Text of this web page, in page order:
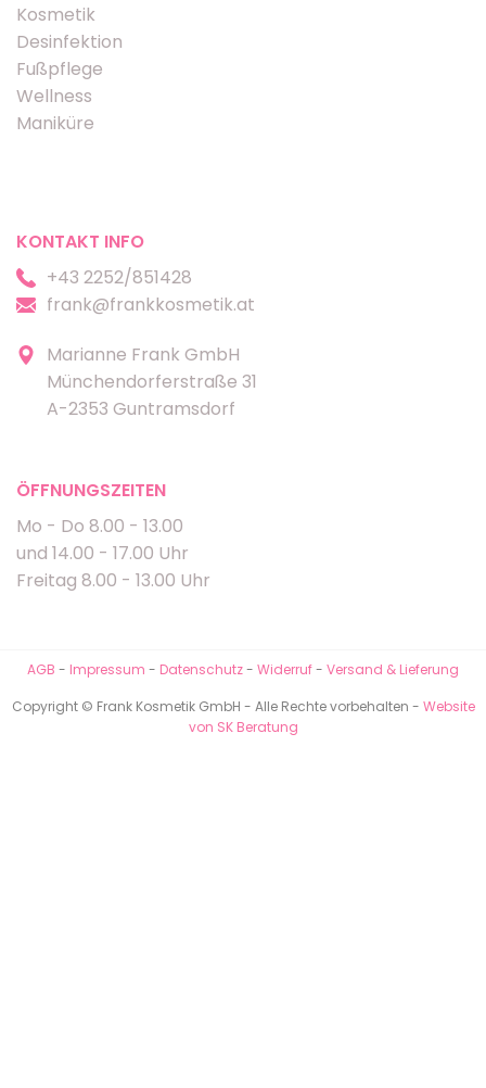
Kosmetik
Desinfektion
Fußpflege
Wellness
Maniküre
KONTAKT INFO
+43 2252/851428
frank@frankkosmetik.at
Marianne Frank GmbH
Münchendorferstraße 31
A-2353 Guntramsdorf
ÖFFNUNGSZEITEN
Mo - Do 8.00 - 13.00
und 14.00 - 17.00 Uhr
Freitag 8.00 - 13.00 Uhr
AGB - Impressum - Datenschutz- Widerruf- Versand & Lieferung
Copyright © Frank Kosmetik GmbH - Alle Rechte vorbehalten - Website
von SK Beratung